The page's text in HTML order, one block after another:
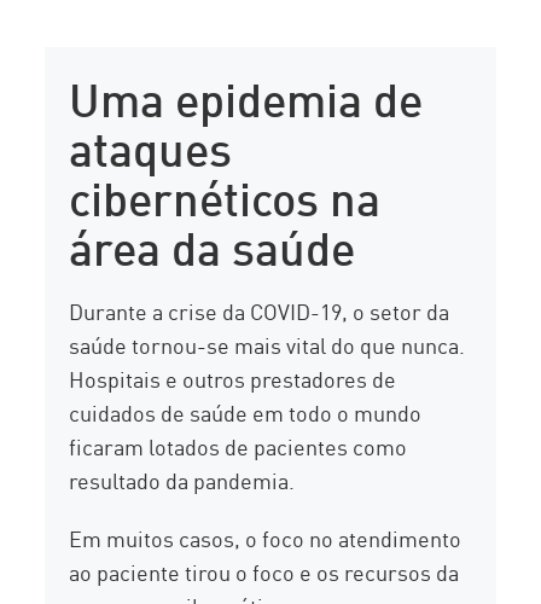
Uma epidemia de
ataques
cibernéticos na
área da saúde
Durante a crise da COVID-19, o setor da
saúde tornou-se mais vital do que nunca.
Hospitais e outros prestadores de
cuidados de saúde em todo o mundo
ficaram lotados de pacientes como
resultado da pandemia.
Em muitos casos, o foco no atendimento
ao paciente tirou o foco e os recursos da